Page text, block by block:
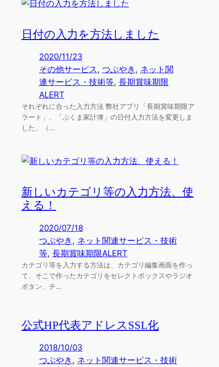
日付の入力を方法しました
2020/11/23
その他サービス, つぶやき , ネット関
連サービス・技術等, 長期賞味期限
ALERT
それぞれに合った入力方法 弊社アプリ「長期賞味期限ア
ラート」、「ぶくま家計簿」の日付入力方法を変更しま
した。（…
新しいカテゴリ等の入力方法、使
える！
2020/07/18
つぶやき , ネット関連サービス・技術
等, 長期賞味期限ALERT
カテゴリ等を入力する方法は、カテゴリ編集画面を作っ
て、そこで作ったカテゴリをセレクトボックスやラジオ
ボタン、チ…
公式HP代表アドレスSSL化
2018/10/03
つぶやき , ネット関連サービス・技術